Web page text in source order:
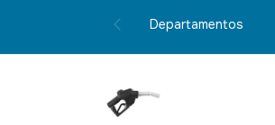
Departamentos